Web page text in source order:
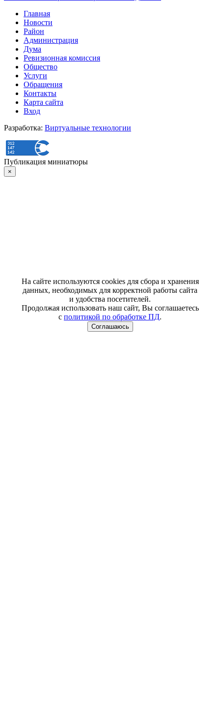
Главная
Новости
Район
Администрация
Дума
Ревизионная комиссия
Общество
Услуги
Обращения
Контакты
Карта сайта
Вход
Разработка: Виртуальные технологии
Публикация миниатюры
×
На сайте используются cookies для сбора и хранения
данных, необходимых для корректной работы сайта
и удобства посетителей.
Продолжая использовать наш сайт, Вы соглашаетесь
с политикой по обработке ПД.
Соглашаюсь